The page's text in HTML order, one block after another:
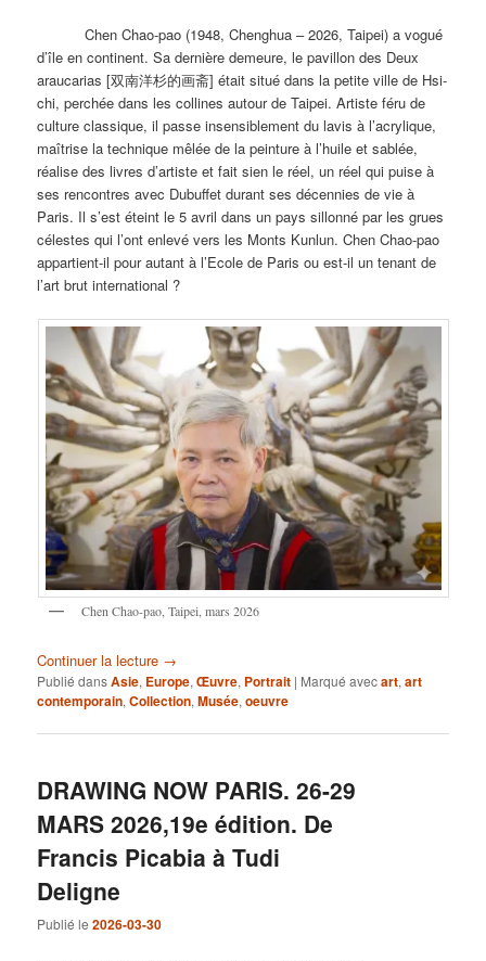
Chen Chao-pao (1948, Chenghua – 2026, Taipei) a vogué
d’île en continent. Sa dernière demeure, le pavillon des Deux
araucarias [双南洋杉的画斋] était situé dans la petite ville de Hsi-
chi, perchée dans les collines autour de Taipei. Artiste féru de
culture classique, il passe insensiblement du lavis à l’acrylique,
maîtrise la technique mêlée de la peinture à l’huile et sablée,
réalise des livres d’artiste et fait sien le réel, un réel qui puise à
ses rencontres avec Dubuffet durant ses décennies de vie à
Paris. Il s’est éteint le 5 avril dans un pays sillonné par les grues
célestes qui l’ont enlevé vers les Monts Kunlun. Chen Chao-pao
appartient-il pour autant à l’Ecole de Paris ou est-il un tenant de
l’art brut international ?
Chen Chao-pao, Taipei, mars 2026
Continuer la lecture →
Publié dansAsie, Europe,Œuvre, Portrait | Marqué avecart,art
contemporain,Collection,Musée,oeuvre
DRAWING NOW PARIS. 26-29
MARS 2026,19e édition. De
Francis Picabia à Tudi
Deligne
Publié le2026-03-30